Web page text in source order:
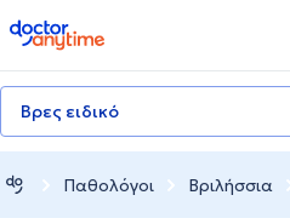
doctoranytime
Βρες ειδικό
Παθολόγοι Βριλήσσια